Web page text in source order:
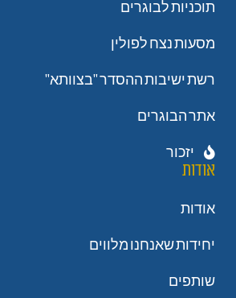
תוכניות לבוגרים
מסעות נצח לפולין
רשת ישיבות ההסדר "בצוותא"
אתר הבוגרים
יזכור
אודות
אודות
יחידות שאנחנו מלווים
שותפים